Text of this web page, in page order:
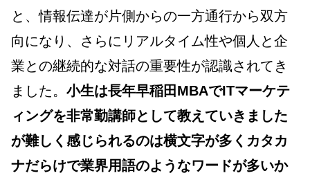
と、情報伝達が片側からの一方通行から双方
向になり、さらにリアルタイム性や個人と企
業との継続的な対話の重要性が認識されてき
ました。 小生は長年早稲田MBAでITマーケテ
ィングを非常勤講師として教えていきました
が難しく感じられるのは横文字が多くカタカ
ナだらけで業界用語のようなワードが多いか